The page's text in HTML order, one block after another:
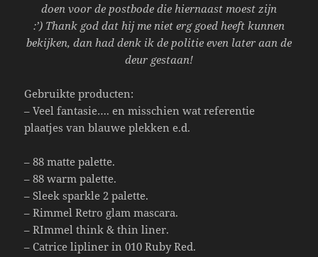
doen voor de postbode die hiernaast moest zijn
:’) Thank god dat hij me niet erg goed heeft kunnen
bekijken, dan had denk ik de politie even later aan de
deur gestaan!
Gebruikte producten:
– Veel fantasie…. en misschien wat referentie
plaatjes van blauwe plekken e.d.
– 88 matte palette.
– 88 warm palette.
– Sleek sparkle 2 palette.
– Rimmel Retro glam mascara.
– RImmel think & thin liner.
– Catrice lipliner in 010 Ruby Red.